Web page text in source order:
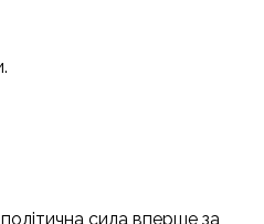
сила вперше за